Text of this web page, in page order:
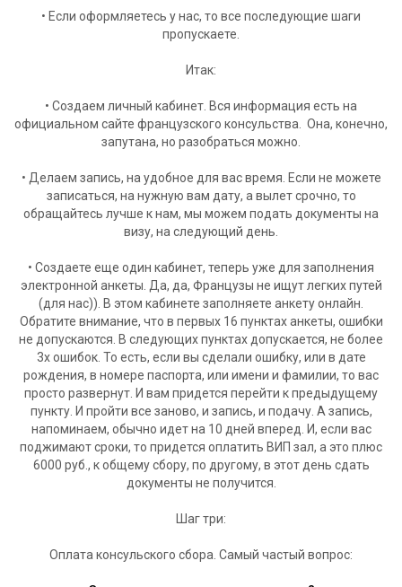
• Если оформляетесь у нас, то все последующие шаги
пропускаете.
Итак:
• Создаем личный кабинет. Вся информация есть на
официальном сайте французского консульства. Она, конечно,
запутана, но разобраться можно.
• Делаем запись, на удобное для вас время. Если не можете
записаться, на нужную вам дату, а вылет срочно, то
обращайтесь лучше к нам, мы можем подать документы на
визу, на следующий день.
• Создаете еще один кабинет, теперь уже для заполнения
электронной анкеты. Да, да, Французы не ищут легких путей
(для нас)). В этом кабинете заполняете анкету онлайн.
Обратите внимание, что в первых 16 пунктах анкеты, ошибки
не допускаются. В следующих пунктах допускается, не более
3х ошибок. То есть, если вы сделали ошибку, или в дате
рождения, в номере паспорта, или имени и фамилии, то вас
просто развернут. И вам придется перейти к предыдущему
пункту. И пройти все заново, и запись, и подачу. А запись,
напоминаем, обычно идет на 10 дней вперед. И, если вас
поджимают сроки, то придется оплатить ВИП зал, а это плюс
6000 руб., к общему сбору, по другому, в этот день сдать
документы не получится.
Шаг три:
Оплата консульского сбора. Самый частый вопрос: